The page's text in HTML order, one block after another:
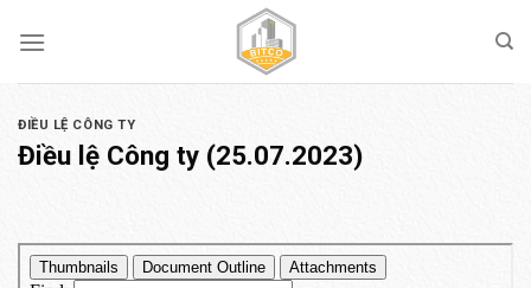
ĐIỀU LỆ CÔNG TY
Điều lệ Công ty (25.07.2023)